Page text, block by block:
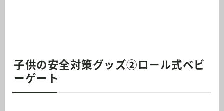
子供の安全対策グッズ②ロール式ベビ
ーゲート